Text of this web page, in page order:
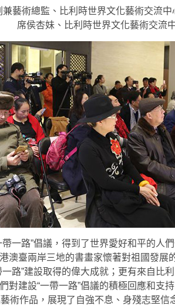
藝術總監、比利時世界文化藝術交流
席侯杏妹、比利時世界文化藝術交流
帶一路”倡議，得到了世界愛好和平的人
澳臺兩岸三地的書畫家懷著對祖國發展
一路”建設取得的偉大成就；更有來自比
對建設“一帶一路”倡議的積極回應和支
術作品，展現了自強不息、身殘志堅信